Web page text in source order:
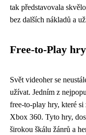
tak představovala
bez dalších nákladů a
Free-to-Play hry
Svět videoher se
užívat. Jedním z
free-to-play hry, které
Xbox 360. Tyto hry,
širokou škálu žánrů a